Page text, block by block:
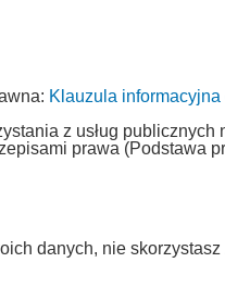
Klauzula
z usług publicznych
prawa (Podstawa
danych, nie